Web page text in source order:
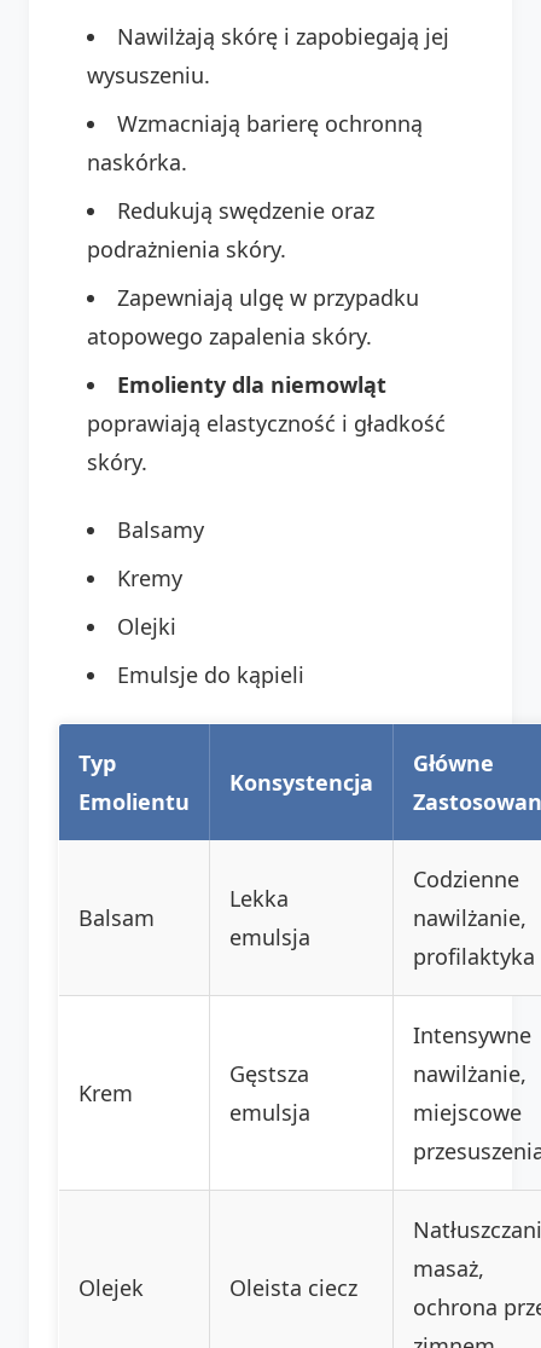
Nawilżają skórę i zapobiegają jej
wysuszeniu.
Wzmacniają barierę ochronną
naskórka.
Redukują swędzenie oraz
podrażnienia skóry.
Zapewniają ulgę w przypadku
atopowego zapalenia skóry.
Emolienty dla niemowląt
poprawiają elastyczność i gładkość
skóry.
Balsamy
Kremy
Olejki
Emulsje do kąpieli
Typ
Emolientu
Konsystencja
Główne
Balsam
Lekka
emulsja
Codzienne
nawilżanie,
profilaktyka
Krem
Gęstsza
emulsja
Intensywne
nawilżanie,
miejscowe
Olejek Oleista ciecz
masaż,
ochrona